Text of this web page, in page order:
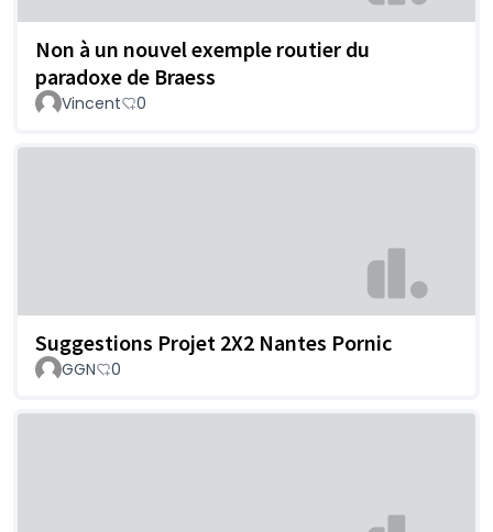
Non à un nouvel exemple routier du
paradoxe de Braess
Vincent 0
Suggestions Projet 2X2 Nantes Pornic
GGN 0